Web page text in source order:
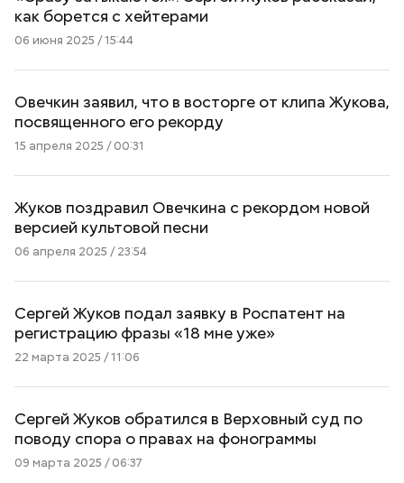
как борется с хейтерами
06 июня 2025 / 15:44
Овечкин заявил, что в восторге от клипа Жукова,
посвященного его рекорду
15 апреля 2025 / 00:31
Жуков поздравил Овечкина с рекордом новой
версией культовой песни
06 апреля 2025 / 23:54
Сергей Жуков подал заявку в Роспатент на
регистрацию фразы «18 мне уже»
22 марта 2025 / 11:06
Сергей Жуков обратился в Верховный суд по
поводу спора о правах на фонограммы
09 марта 2025 / 06:37